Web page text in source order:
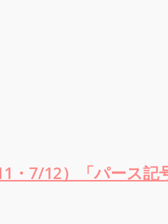
・7/12）「パース記